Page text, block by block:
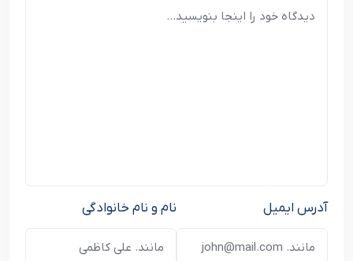
نام و نام خانوادگی آدرس ایمیل